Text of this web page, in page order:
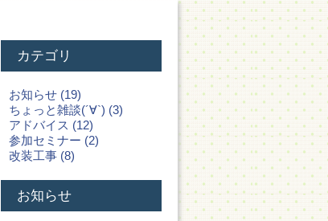
カテゴリ
お知らせ (19)
ちょっと雑談(´∀`) (3)
アドバイス (12)
参加セミナー (2)
改装工事 (8)
お知らせ